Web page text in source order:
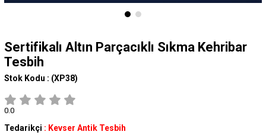
Sertifikalı Altın Parçacıklı Sıkma Kehribar
Tesbih
Stok Kodu : (XP38)
0.0
Tedarikçi : Kevser Antik Tesbih